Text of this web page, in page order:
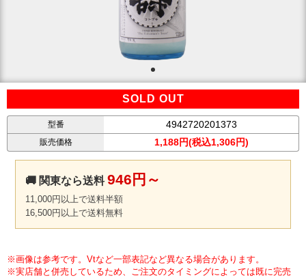
SOLD OUT
型番 4942720201373
販売価格 1,188円(税込1,306円)
🚚 関東なら送料946円～
11,000円以上で送料半額
16,500円以上で送料無料
※画像は参考です。Vtなど一部表記など異なる場合があります。
※実店舗と併売しているため、ご注文のタイミングによっては既に完売